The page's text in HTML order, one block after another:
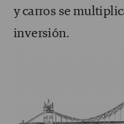
y carros se
inversión.